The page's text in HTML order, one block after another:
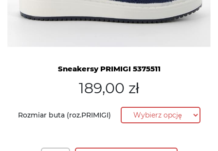
Sneakersy PRIMIGI 5375511
189,00 zł
Rozmiar buta (roz.PRIMIGI)